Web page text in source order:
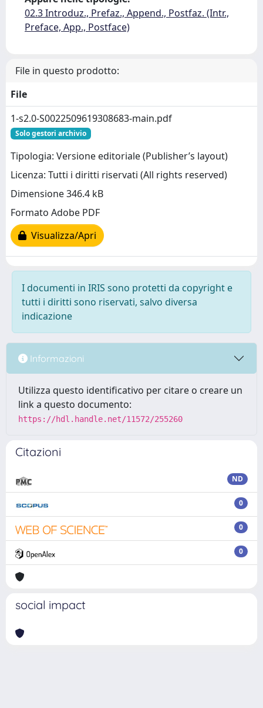
02.3 Introduz., Prefaz., Append., Postfaz. (Intr.,
Preface, App., Postface)
File in questo prodotto:
File
1-s2.0-S0022509619308683-main.pdf
Solo gestori archivio
Tipologia: Versione editoriale (Publisher’s layout)
Licenza: Tutti i diritti riservati (All rights reserved)
Dimensione 346.4 kB
Formato Adobe PDF
Visualizza/Apri
I documenti in IRIS sono protetti da copyright e
tutti i diritti sono riservati, salvo diversa
indicazione
Informazioni
Utilizza questo identificativo per citare o creare un
link a questo documento:
https://hdl.handle.net/11572/255260
Citazioni
ND
0
0
0
social impact